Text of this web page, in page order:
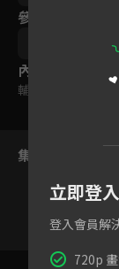
參與演員
內容標籤
輔導十二歲級
集數列表
立即登
登入會員解
720p